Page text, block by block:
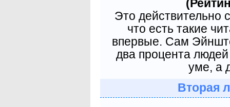
Это действительно
что есть такие
впервые. Сам
два процента людей
уме, а
Вторая